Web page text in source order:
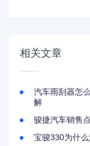
相关文章
汽车雨刮器怎
解
骏捷汽车销售
宝骏330为什